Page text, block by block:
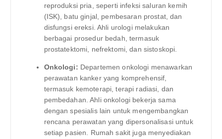
reproduksi pria, seperti infeksi saluran kemih
(ISK), batu ginjal, pembesaran prostat, dan
disfungsi ereksi. Ahli urologi melakukan
berbagai prosedur bedah, termasuk
prostatektomi, nefrektomi, dan sistoskopi.
Onkologi: Departemen onkologi menawarkan
perawatan kanker yang komprehensif,
termasuk kemoterapi, terapi radiasi, dan
pembedahan. Ahli onkologi bekerja sama
dengan spesialis lain untuk mengembangkan
rencana perawatan yang dipersonalisasi untuk
setiap pasien. Rumah sakit juga menyediakan